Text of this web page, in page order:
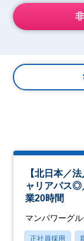
【北日本／
ャリアパス◎
業20時間
マンパワーグ
正社員採用